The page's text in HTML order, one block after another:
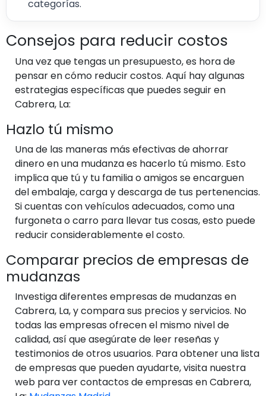
categorías.
Consejos para reducir costos
Una vez que tengas un presupuesto, es hora de
pensar en cómo reducir costos. Aquí hay algunas
estrategias específicas que puedes seguir en
Cabrera, La:
Hazlo tú mismo
Una de las maneras más efectivas de ahorrar
dinero en una mudanza es hacerlo tú mismo. Esto
implica que tú y tu familia o amigos se encarguen
del embalaje, carga y descarga de tus pertenencias.
Si cuentas con vehículos adecuados, como una
furgoneta o carro para llevar tus cosas, esto puede
reducir considerablemente el costo.
Comparar precios de empresas de
mudanzas
Investiga diferentes empresas de mudanzas en
Cabrera, La, y compara sus precios y servicios. No
todas las empresas ofrecen el mismo nivel de
calidad, así que asegúrate de leer reseñas y
testimonios de otros usuarios. Para obtener una lista
de empresas que pueden ayudarte, visita nuestra
web para ver contactos de empresas en Cabrera,